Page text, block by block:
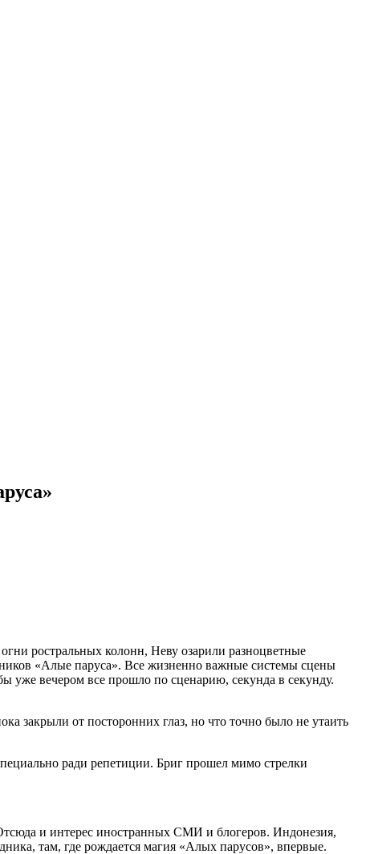
ростральных колонн, Неву озарили разноцветные
«Алые паруса». Все жизненно важные системы сцены
вечером все прошло по сценарию, секунда в секунду.
закрыли от посторонних глаз, но что точно было не утаить
ради репетиции. Бриг прошел мимо стрелки
и интерес иностранных СМИ и блогеров. Индонезия,
там, где рождается магия «Алых парусов», впервые.